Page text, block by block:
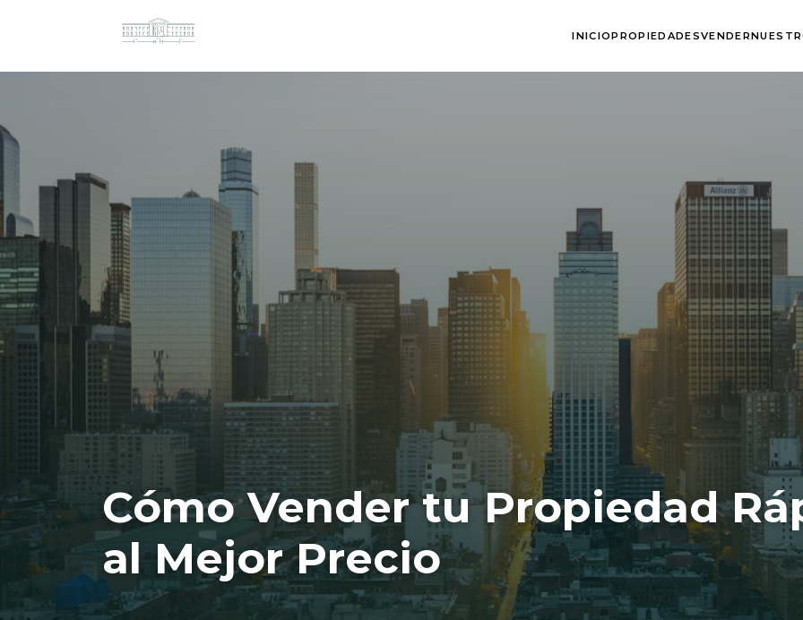
INICIOPROPIEDADESVENDER
Cómo Vender tu Propiedad
al Mejor Precio